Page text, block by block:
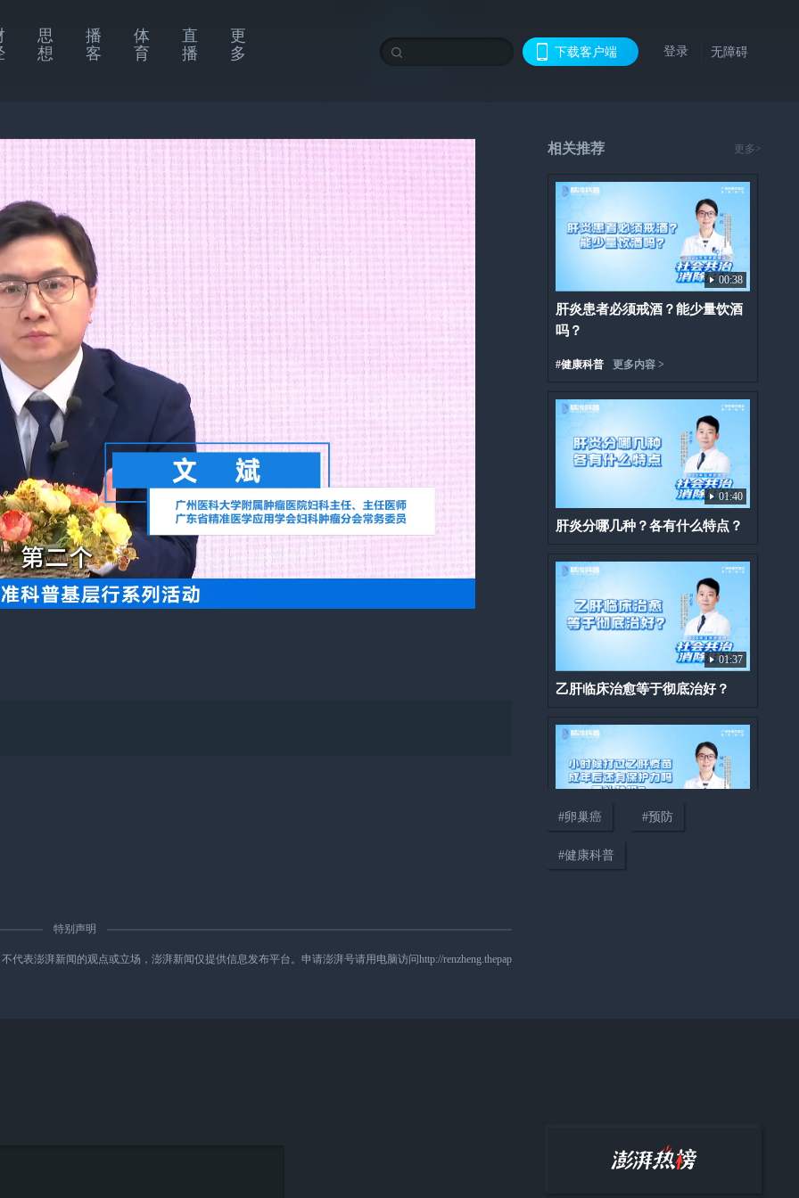
思
想
播
客
体
育
直
播
更
多
下载客户端 登录 无障碍
特别声明
表澎湃新闻的观点或立场，澎湃新闻仅提供信息发布平台。申请澎湃号请用电脑访问http://renzheng.thepap
相关推荐 更多>
00:38
肝炎患者必须戒酒？能少量饮酒
吗？
#健康科普 更多内容 >
01:40
肝炎分哪几种？各有什么特点？
01:37
乙肝临床治愈等于彻底治好？
小时候打过乙肝疫苗，成年后还
#卵巢癌 #预防
#健康科普